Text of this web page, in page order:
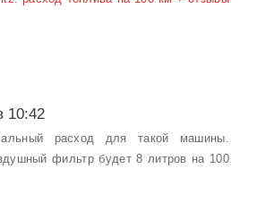
10:42
расход для такой машины.
фильтр будет 8 литров на 100